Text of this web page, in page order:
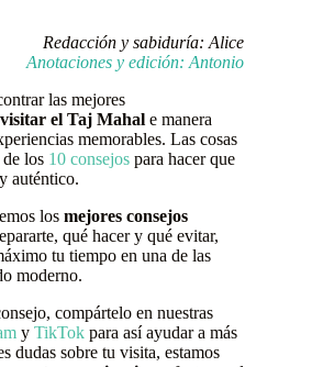
Redacción y sabiduría: Alice
Anotaciones y edición: Antonio
las mejores
el Taj Mahal e manera
memorables. Las cosas
los 10 consejos para hacer que
auténtico.
los mejores consejos
qué hacer y qué evitar,
tu tiempo en una de las
moderno.
compártelo en nuestras
y TikTok para así ayudar a más
dudas sobre tu visita, estamos